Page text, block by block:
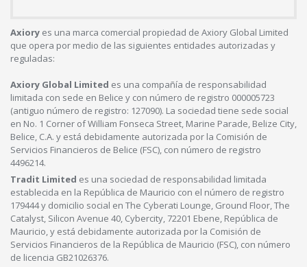
Axiory es una marca comercial propiedad de Axiory Global Limited
que opera por medio de las siguientes entidades autorizadas y
reguladas:
Axiory Global Limited es una compañía de responsabilidad
limitada con sede en Belice y con número de registro 000005723
(antiguo número de registro: 127090). La sociedad tiene sede social
en No. 1 Corner of William Fonseca Street, Marine Parade, Belize City,
Belice, C.A. y está debidamente autorizada por la Comisión de
Servicios Financieros de Belice (FSC), con número de registro
4496214.
Tradit Limited es una sociedad de responsabilidad limitada
establecida en la República de Mauricio con el número de registro
179444 y domicilio social en The Cyberati Lounge, Ground Floor, The
Catalyst, Silicon Avenue 40, Cybercity, 72201 Ebene, República de
Mauricio, y está debidamente autorizada por la Comisión de
Servicios Financieros de la República de Mauricio (FSC), con número
de licencia GB21026376.